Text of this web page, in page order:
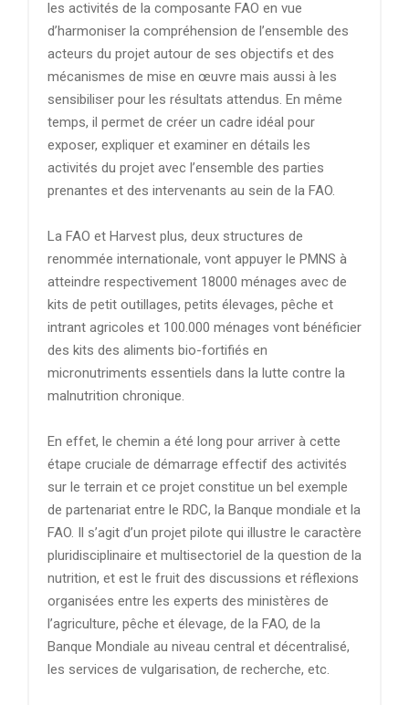
les activités de la composante FAO en vue
d’harmoniser la compréhension de l’ensemble des
acteurs du projet autour de ses objectifs et des
mécanismes de mise en œuvre mais aussi à les
sensibiliser pour les résultats attendus. En même
temps, il permet de créer un cadre idéal pour
exposer, expliquer et examiner en détails les
activités du projet avec l’ensemble des parties
prenantes et des intervenants au sein de la FAO.
La FAO et Harvest plus, deux structures de
renommée internationale, vont appuyer le PMNS à
atteindre respectivement 18000 ménages avec de
kits de petit outillages, petits élevages, pêche et
intrant agricoles et 100.000 ménages vont bénéficier
des kits des aliments bio-fortifiés en
micronutriments essentiels dans la lutte contre la
malnutrition chronique.
En effet, le chemin a été long pour arriver à cette
étape cruciale de démarrage effectif des activités
sur le terrain et ce projet constitue un bel exemple
de partenariat entre le RDC, la Banque mondiale et la
FAO. Il s’agit d’un projet pilote qui illustre le caractère
pluridisciplinaire et multisectoriel de la question de la
nutrition, et est le fruit des discussions et réflexions
organisées entre les experts des ministères de
l’agriculture, pêche et élevage, de la FAO, de la
Banque Mondiale au niveau central et décentralisé,
les services de vulgarisation, de recherche, etc.